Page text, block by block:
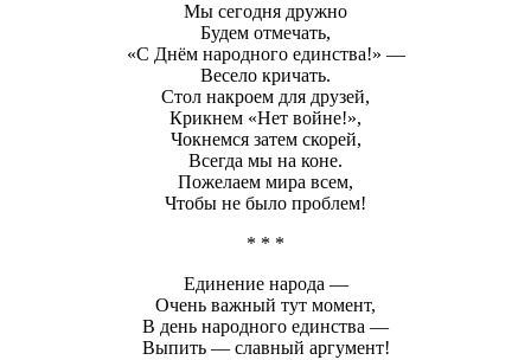
Мы сегодня дружно
Будем отмечать,
«С Днём народного единства!» —
Весело кричать.
Стол накроем для друзей,
Крикнем «Нет войне!»,
Чокнемся затем скорей,
Всегда мы на коне.
Пожелаем мира всем,
Чтобы не было проблем!
* * *
Единение народа —
Очень важный тут момент,
В день народного единства —
Выпить — славный аргумент!